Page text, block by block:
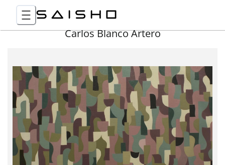
Carlos Blanco Artero